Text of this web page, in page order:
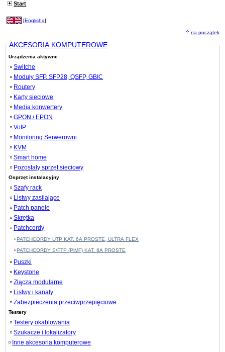
Start
[English»]
na początek
AKCESORIA KOMPUTEROWE
Urządzenia aktywne
Switche
Moduły SFP, SFP28, QSFP, GBIC
Routery
Karty sieciowe
Media konwertery
GPON / EPON
VoIP
Monitoring Serwerowni
KVM
Smart home
Pozostały sprzęt sieciowy
Osprzęt instalacyjny
Szafy rack
Listwy zasilające
Patch panele
Skrętka
Patchcordy
PATCHCORDY UTP KAT. 6A PROSTE, ULTRA FLEX
PATCHCORDY S/FTP (PiMF) KAT. 6A PROSTE
Puszki
Keystone
Złącza modularne
Listwy i kanały
Zabezpieczenia przeciwprzepięciowe
Testery
Testery okablowania
Szukacze i lokalizatory
Inne akcesoria komputerowe